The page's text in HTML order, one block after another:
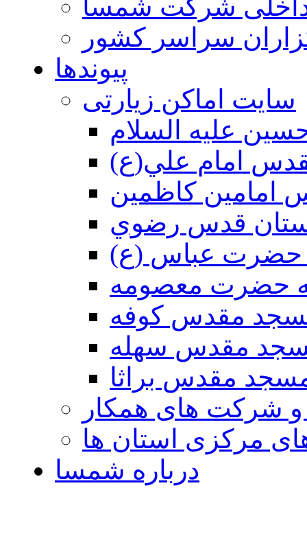
شرکت شمسا
سراسر کشور
پیوندها
سایت اماکن زیارتی
عليه السلام
امام علي(ع)
امامين كاظمين
قدس رضوي
حضرت عباس (ع)
حضرت معصومه
مقدس كوفه
مقدس سهله
مقدس براثا
و شرکت های همکار
مرکزی استان ها
درباره شمسا